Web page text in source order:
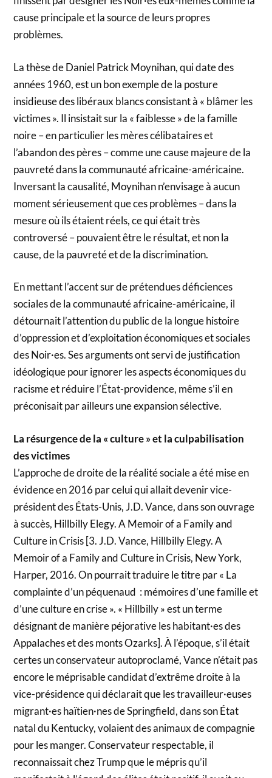
cause principale et la source de leurs propres
problèmes.
La thèse de Daniel Patrick Moynihan, qui date des
années 1960, est un bon exemple de la posture
insidieuse des libéraux blancs consistant à « blâmer les
victimes ». Il insistait sur la « faiblesse » de la famille
noire – en particulier les mères célibataires et
l’abandon des pères – comme une cause majeure de la
pauvreté dans la communauté africaine-américaine.
Inversant la causalité, Moynihan n’envisage à aucun
moment sérieusement que ces problèmes – dans la
mesure où ils étaient réels, ce qui était très
controversé – pouvaient être le résultat, et non la
cause, de la pauvreté et de la discrimination.
En mettant l’accent sur de prétendues déficiences
sociales de la communauté africaine-américaine, il
détournait l’attention du public de la longue histoire
d’oppression et d’exploitation économiques et sociales
des Noir·es. Ses arguments ont servi de justification
idéologique pour ignorer les aspects économiques du
racisme et réduire l’État-providence, même s’il en
préconisait par ailleurs une expansion sélective.
La résurgence de la « culture » et la culpabilisation
des victimes
L’approche de droite de la réalité sociale a été mise en
évidence en 2016 par celui qui allait devenir vice-
président des États-Unis, J.D. Vance, dans son ouvrage
à succès, Hillbilly Elegy. A Memoir of a Family and
Culture in Crisis [3. J.D. Vance, Hillbilly Elegy. A
Memoir of a Family and Culture in Crisis, New York,
Harper, 2016. On pourrait traduire le titre par « La
complainte d’un péquenaud : mémoires d’une famille et
d’une culture en crise ». « Hillbilly » est un terme
désignant de manière péjorative les habitant·es des
Appalaches et des monts Ozarks]. À l’époque, s’il était
certes un conservateur autoproclamé, Vance n’était pas
encore le méprisable candidat d’extrême droite à la
vice-présidence qui déclarait que les travailleur·euses
migrant·es haïtien·nes de Springfield, dans son État
natal du Kentucky, volaient des animaux de compagnie
pour les manger. Conservateur respectable, il
reconnaissait chez Trump que le mépris qu’il